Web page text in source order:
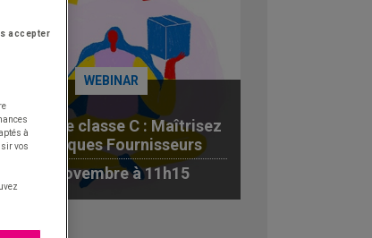
WEBINAR
Achats de classe C : Maîtrisez
les Risques Fournisseurs
19 novembre à 11h15
accepter
à
vos